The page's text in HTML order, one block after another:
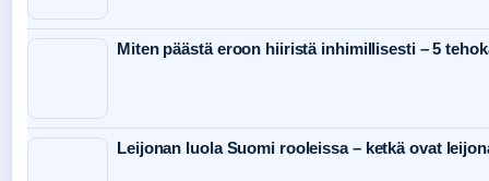
Miten päästä eroon hiiristä inhimillisesti – 5
Leijonan luola Suomi rooleissa – ketkä ovat